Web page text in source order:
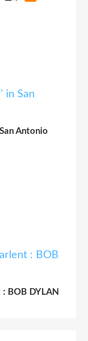
Antonio
BOB DYLAN